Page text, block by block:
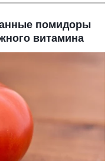
помидоры
витамина